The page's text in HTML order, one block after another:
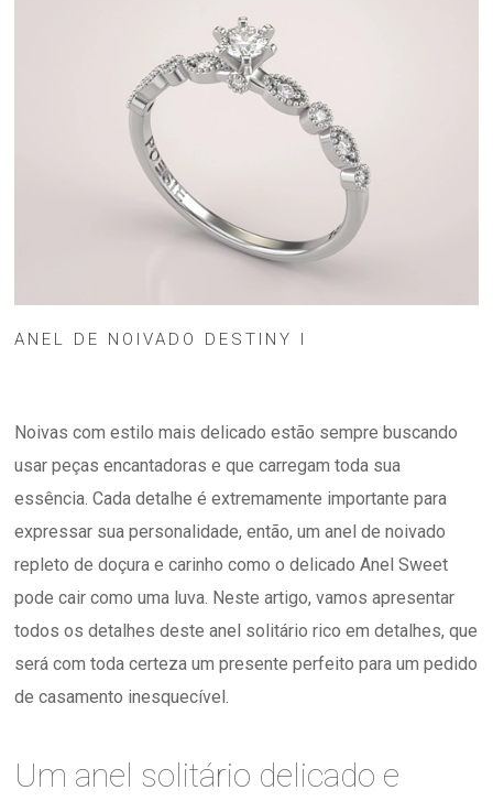
ANEL DE NOIVADO DESTINY I
Noivas com estilo mais delicado estão sempre buscando
usar peças encantadoras e que carregam toda sua
essência. Cada detalhe é extremamente importante para
expressar sua personalidade, então, um anel de noivado
repleto de doçura e carinho como o delicado Anel Sweet
pode cair como uma luva. Neste artigo, vamos apresentar
todos os detalhes deste anel solitário rico em detalhes, que
será com toda certeza um presente perfeito para um pedido
de casamento inesquecível.
Um anel solitário delicado e